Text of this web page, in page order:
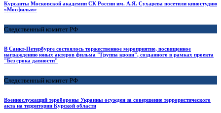
Курсанты Московской академии СК России им. А.Я. Сухарева посетили киностудию
«Мосфильм»
Следственный комитет РФ
В Санкт-Петербурге состоялось торжественное мероприятие, посвященное
награждению юных актеров фильма "Группа крови", созданного в рамках проекта
"Без срока давности"
Следственный комитет РФ
Военнослужащий теробороны Украины осужден за совершение террористического
акта на территории Курской области